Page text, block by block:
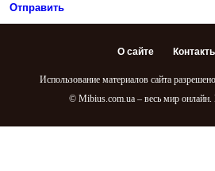
Отправить
О сайте
Использование материалов сайта
© Mibius.com.ua – весь мир онлайн.